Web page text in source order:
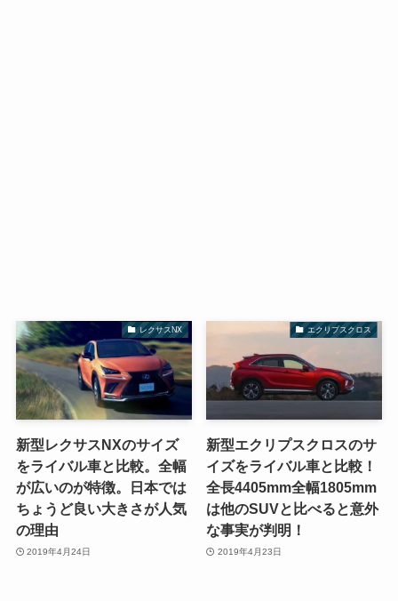
レクサスNX
新型レクサスNXのサイズ
をライバル車と比較。全幅
が広いのが特徴。日本では
ちょうど良い大きさが人気
の理由
2019年4月24日
エクリプスクロス
新型エクリプスクロスのサ
イズをライバル車と比較！
全長4405mm全幅1805mm
は他のSUVと比べると意外
な事実が判明！
2019年4月23日